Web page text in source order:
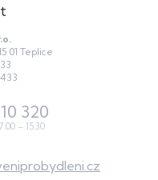
01 Teplice
320